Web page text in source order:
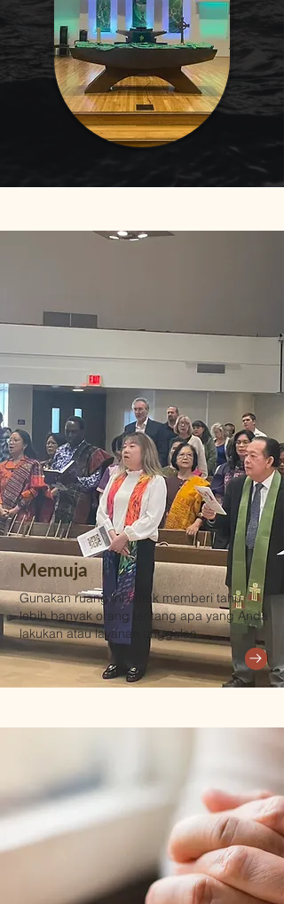
Memuja
Gunakan ruang ini untuk memberi tahu
lebih banyak orang tentang apa yang Anda
lakukan atau layanan unggulan.